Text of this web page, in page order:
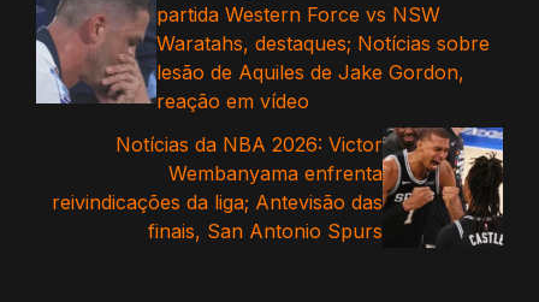
partida Western Force vs NSW
Waratahs, destaques; Notícias sobre
lesão de Aquiles de Jake Gordon,
reação em vídeo
Notícias da NBA 2026: Victor
Wembanyama enfrenta
reivindicações da liga; Antevisão das
finais, San Antonio Spurs